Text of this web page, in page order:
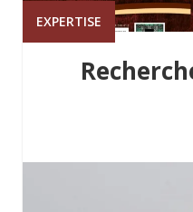
EXPERTISE